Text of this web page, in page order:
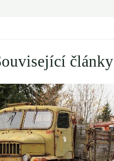
články